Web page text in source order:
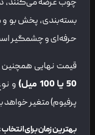
چوب عرضه می‌کنند،
بسته‌بندی، پخش بو و
حرفه‌ای و چشمگیر
قیمت نهایی همچنین
50 یا 100 میل)
و
پرفیوم) متغیر خواهد
بهترین زمان برای